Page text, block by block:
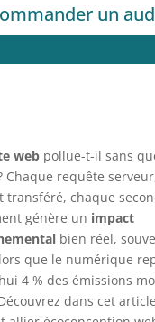
un
webpollue-t-il sans
Chaque requête
transféré, chaque
génère un impact
bien réel,
que le numérique
4 % des émissions
dans cet article